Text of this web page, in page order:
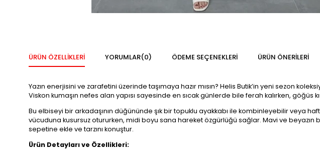
ÜRÜN ÖZELLIKLERI YORUMLAR(0) ÖDEME SEÇENEKLERI ÜRÜN ÖNERILERI
Yazın enerjisini ve zarafetini üzerinde taşımaya hazır mısın? Helis Butik’in yeni sezon
Viskon kumaşın nefes alan yapısı sayesinde en sıcak günlerde bile ferah kalırken, göğüs
Bu elbiseyi bir arkadaşının düğününde şık bir topuklu ayakkabı ile kombinleyebilir veya
vücuduna kusursuz otururken, midi boyu sana hareket özgürlüğü sağlar. Mavi ve
sepetine ekle ve tarzını konuştur.
Ürün Detayları ve Özellikleri: